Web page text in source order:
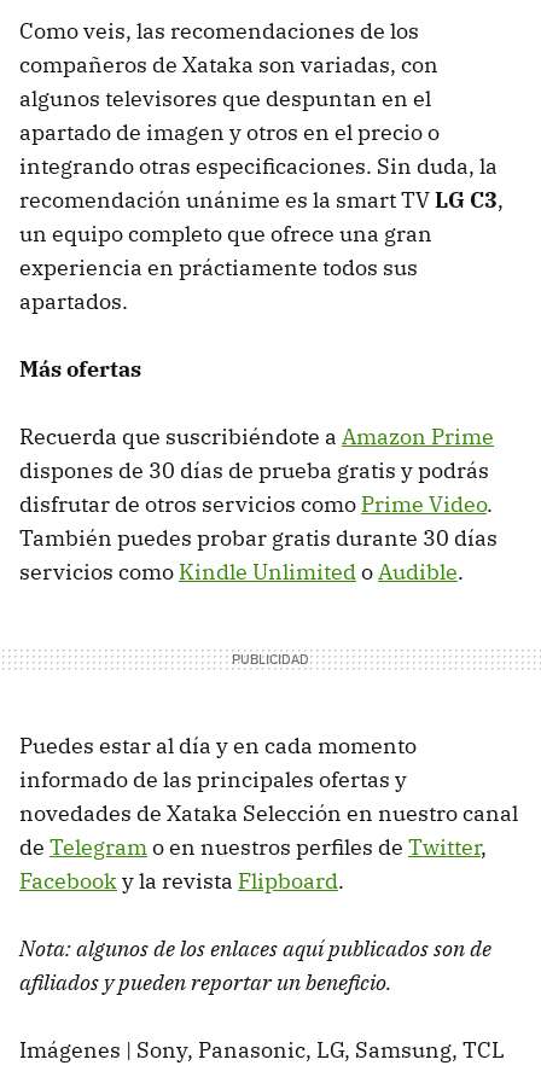
Como veis, las recomendaciones de los
compañeros de Xataka son variadas, con
algunos televisores que despuntan en el
apartado de imagen y otros en el precio o
integrando otras especificaciones. Sin duda, la
recomendación unánime es la smart TVLG C3,
un equipo completo que ofrece una gran
experiencia en práctiamente todos sus
apartados.
Más ofertas
Recuerda que suscribiéndote a Amazon Prime
dispones de 30 días de prueba gratis y podrás
disfrutar de otros servicios como Prime Video.
También puedes probar gratis durante 30 días
servicios como Kindle UnlimitedoAudible.
Puedes estar al día y en cada momento
informado de las principales ofertas y
novedades de Xataka Selección en nuestro canal
de Telegramo en nuestros perfiles de Twitter,
Facebooky la revista Flipboard.
Nota: algunos de los enlaces aquí publicados son de
afiliados y pueden reportar un beneficio.
Imágenes | Sony, Panasonic, LG, Samsung, TCL